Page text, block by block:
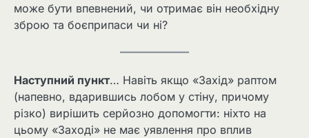
може бути впевнений, чи отримає він необхідну
зброю та боєприпаси чи ні?
Наступний пункт… Навіть якщо «Захід» раптом
(напевно, вдарившись лобом у стіну, причому
різко) вирішить серйозно допомогти: ніхто на
цьому «Заході» не має уявлення про вплив